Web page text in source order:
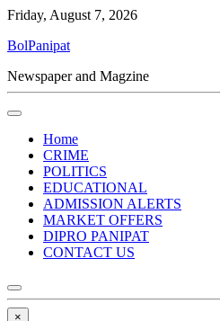
Friday, August 7, 2026
BolPanipat
Newspaper and Magzine
Home
CRIME
POLITICS
EDUCATIONAL
ADMISSION ALERTS
MARKET OFFERS
DIPRO PANIPAT
CONTACT US
×